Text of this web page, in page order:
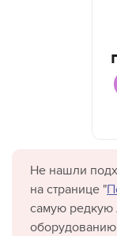
Не нашли
на странице "
самую